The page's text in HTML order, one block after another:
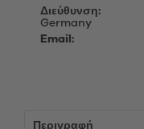
Διεύθυνση:
Germany
Email:
Περιγραφή